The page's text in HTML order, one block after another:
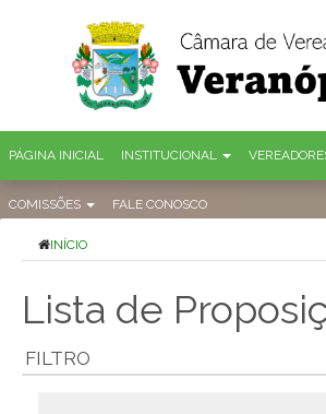
PÁGINA INICIAL INSTITUCIONAL
COMISSÕES FALE CONOSCO
INÍCIO
Lista de
FILTRO